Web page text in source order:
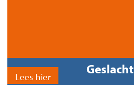
Geslacht
Lees hier